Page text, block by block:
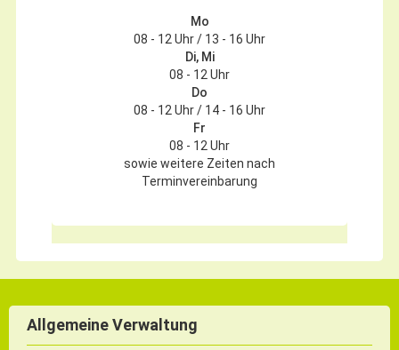
Mo
08 - 12 Uhr / 13 - 16 Uhr
Di, Mi
08 - 12 Uhr
Do
08 - 12 Uhr / 14 - 16 Uhr
Fr
08 - 12 Uhr
sowie weitere Zeiten nach
Terminvereinbarung
Allgemeine Verwaltung